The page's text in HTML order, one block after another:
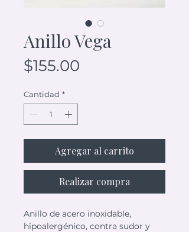
Anillo Vega
$155.00
Cantidad *
Agregar al carrito
Realizar compra
Anillo de acero inoxidable,
hipoalergénico, contra sudor y